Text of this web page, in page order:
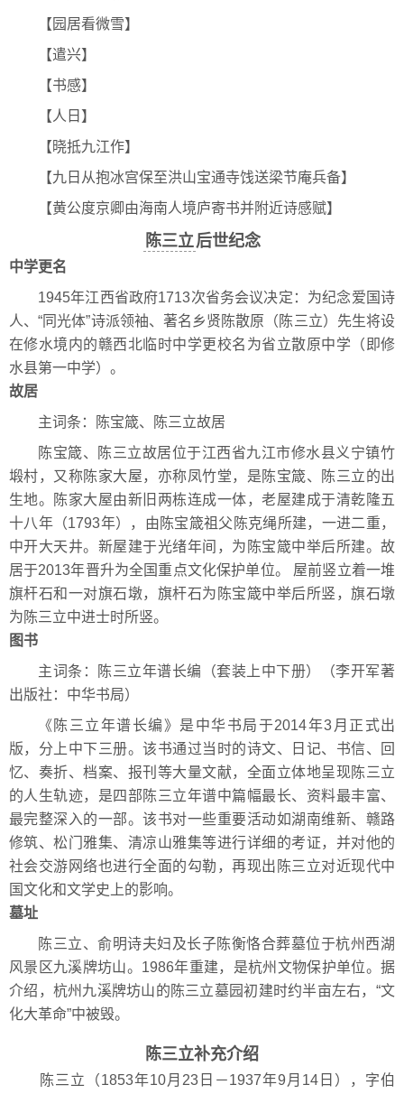
【园居看微雪】
【遣兴】
【书感】
【人日】
【晓抵九江作】
【九日从抱冰宫保至洪山宝通寺饯送梁节庵兵备】
【黄公度京卿由海南人境庐寄书并附近诗感赋】
陈三立后世纪念
中学更名
1945年江西省政府1713次省务会议决定：为纪念爱国诗
人、“同光体”诗派领袖、著名乡贤陈散原（陈三立）先生将设
在修水境内的赣西北临时中学更校名为省立散原中学（即修
水县第一中学）。
故居
主词条：
陈宝箴、陈三立故居
陈宝箴、陈三立故居位于江西省九江市修水县义宁镇竹
塅村，又称陈家大屋，亦称凤竹堂，是陈宝箴、陈三立的出
生地。陈家大屋由新旧两栋连成一体，老屋建成于清乾隆五
十八年（1793年），由陈宝箴祖父陈克绳所建，一进二重，
中开大天井。新屋建于光绪年间，为陈宝箴中举后所建。故
居于2013年晋升为全国重点文化保护单位。 屋前竖立着一堆
旗杆石和一对旗石墩，旗杆石为陈宝箴中举后所竖，旗石墩
为陈三立中进士时所竖。
图书
主词条：
陈三立年谱长编（套装上中下册）（李开军著
出版社：中华书局）
《陈三立年谱长编》是中华书局于2014年3月正式出
版，分上中下三册。该书通过当时的诗文、日记、书信、回
忆、奏折、档案、报刊等大量文献，全面立体地呈现陈三立
的人生轨迹，是四部陈三立年谱中篇幅最长、资料最丰富、
最完整深入的一部。该书对一些重要活动如湖南维新、赣路
修筑、松门雅集、清凉山雅集等进行详细的考证，并对他的
社会交游网络也进行全面的勾勒，再现出陈三立对近现代中
国文化和文学史上的影响。
墓址
陈三立、俞明诗夫妇及长子陈衡恪合葬墓位于杭州西湖
风景区九溪牌坊山。1986年重建，是杭州文物保护单位。据
介绍，杭州九溪牌坊山的陈三立墓园初建时约半亩左右，“文
化大革命”中被毁。
陈三立补充介绍
陈三立（1853年10月23日－1937年9月14日），字伯